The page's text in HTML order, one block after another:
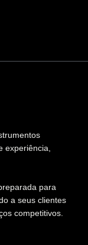
experiência,
para
a seus clientes
competitivos.